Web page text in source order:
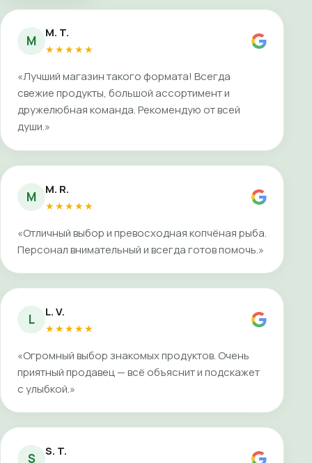
M M. T.
★★★★★
«Лучший магазин такого формата! Всегда
свежие продукты, большой ассортимент и
дружелюбная команда. Рекомендую от всей
души.»
M M. R.
★★★★★
«Отличный выбор и превосходная копчёная рыба.
Персонал внимательный и всегда готов помочь.»
L L. V.
★★★★★
«Огромный выбор знакомых продуктов. Очень
приятный продавец — всё объяснит и подскажет
с улыбкой.»
S S. T.